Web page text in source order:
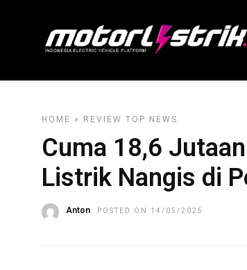
HOME » REVIEW TOP NEWS
Cuma 18,6
Listrik Nangis di
Anton POSTED ON 14/05/2025